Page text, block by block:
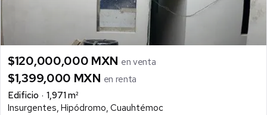
$120,000,000 MXN en venta
$1,399,000 MXN en renta
Edificio
1,971 m²
Insurgentes, Hipódromo, Cuauhtémoc